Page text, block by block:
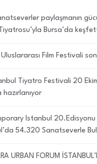
paylaşmanın
Bursa’da
Uluslararası Film Festivali
Tiyatro Festivali 20
Istanbul 20.Edisyonu
54.320 Sanatseverle
URBAN FORUM